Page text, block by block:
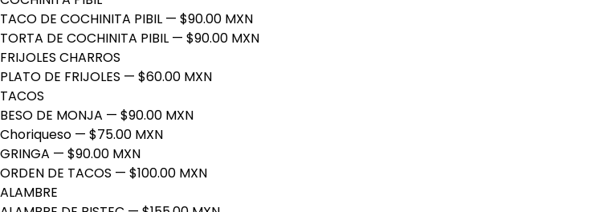
TACO DE COCHINITA PIBIL — $90.00 MXN
TORTA DE COCHINITA PIBIL — $90.00 MXN
FRIJOLES CHARROS
PLATO DE FRIJOLES — $60.00 MXN
TACOS
BESO DE MONJA — $90.00 MXN
Choriqueso — $75.00 MXN
GRINGA — $90.00 MXN
ORDEN DE TACOS — $100.00 MXN
ALAMBRE